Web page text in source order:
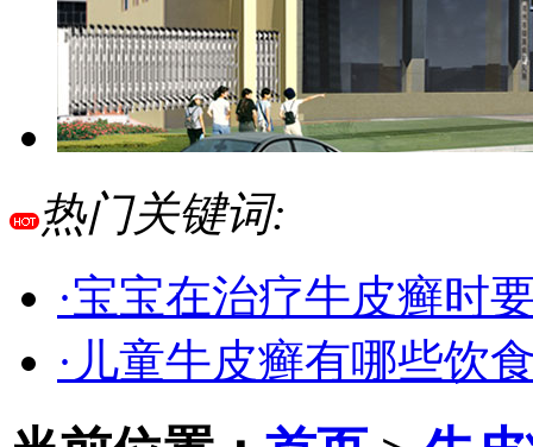
热门关键词:
·宝宝在治疗牛皮癣时
·儿童牛皮癣有哪些饮